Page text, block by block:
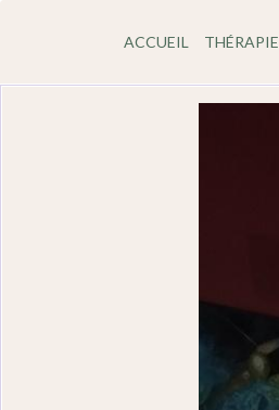
ACCUEIL THÉRAPIE